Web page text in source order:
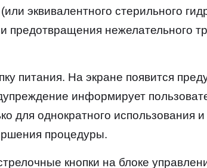
эквивалентного стерильного
предотвращения нежелательного
питания. На экране появится
информирует
для однократного использования
процедуры.
кнопки на блоке